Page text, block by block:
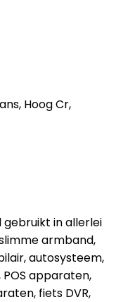
Hoog Cr,
gebruikt in allerlei
armband,
autosysteem,
apparaten,
fiets DVR,